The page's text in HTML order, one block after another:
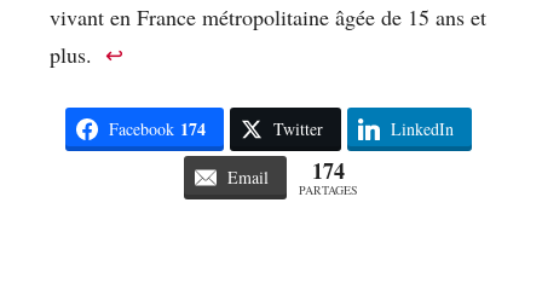
vivant en France métropolitaine âgée de 15 ans et
plus. ↩︎
Facebook 174 Twitter LinkedIn
Email 174
PARTAGES